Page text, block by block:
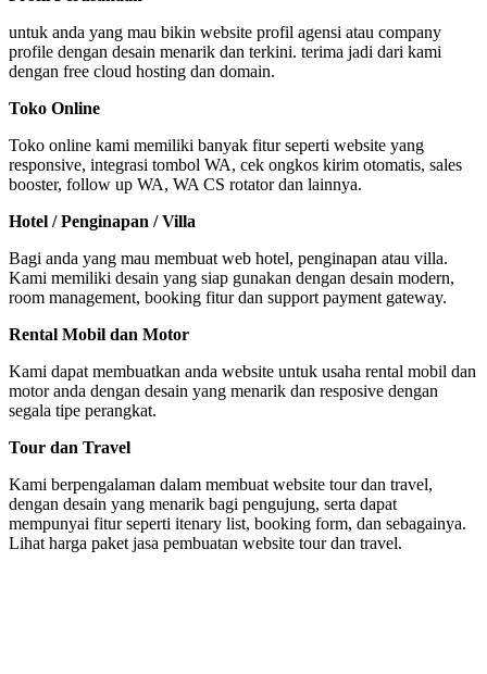
untuk anda yang mau bikin website profil agensi atau company
profile dengan desain menarik dan terkini. terima jadi dari kami
dengan free cloud hosting dan domain.
Toko Online
Toko online kami memiliki banyak fitur seperti website yang
responsive, integrasi tombol WA, cek ongkos kirim otomatis, sales
booster, follow up WA, WA CS rotator dan lainnya.
Hotel / Penginapan / Villa
Bagi anda yang mau membuat web hotel, penginapan atau villa.
Kami memiliki desain yang siap gunakan dengan desain modern,
room management, booking fitur dan support payment gateway.
Rental Mobil dan Motor
Kami dapat membuatkan anda website untuk usaha rental mobil dan
motor anda dengan desain yang menarik dan resposive dengan
segala tipe perangkat.
Tour dan Travel
Kami berpengalaman dalam membuat website tour dan travel,
dengan desain yang menarik bagi pengujung, serta dapat
mempunyai fitur seperti itenary list, booking form, dan sebagainya.
Lihat harga paket jasa pembuatan website tour dan travel.